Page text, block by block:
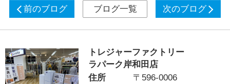
前のブログ ブログ一覧 次のブログ
トレジャーファクトリー
ラパーク岸和田店
住所
〒596-0006